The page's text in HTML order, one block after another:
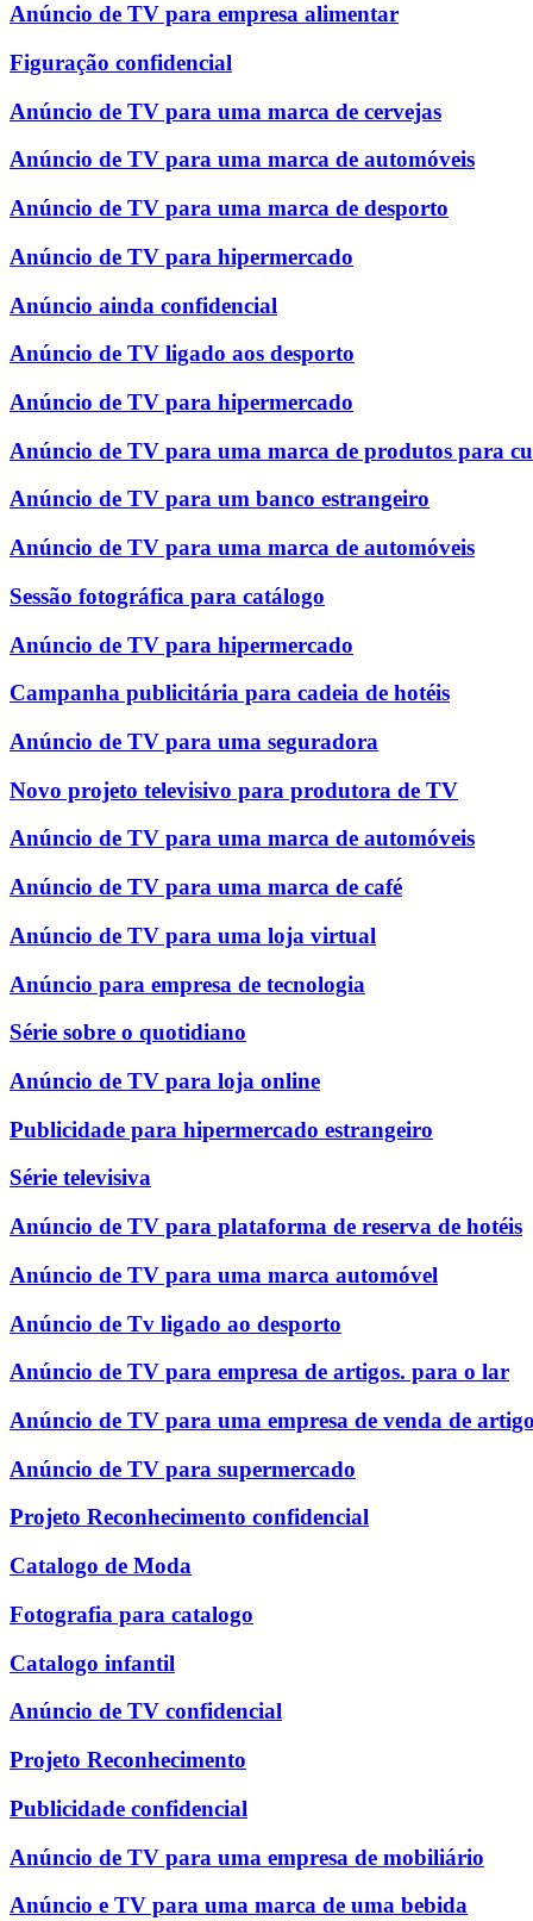
Anúncio de TV para empresa alimentar
Figuração confidencial
Anúncio de TV para uma marca de cervejas
Anúncio de TV para uma marca de automóveis
Anúncio de TV para uma marca de desporto
Anúncio de TV para hipermercado
Anúncio ainda confidencial
Anúncio de TV ligado aos desporto
Anúncio de TV para hipermercado
Anúncio de TV para uma marca de produtos para
Anúncio de TV para um banco estrangeiro
Anúncio de TV para uma marca de automóveis
Sessão fotográfica para catálogo
Anúncio de TV para hipermercado
Campanha publicitária para cadeia de hotéis
Anúncio de TV para uma seguradora
Novo projeto televisivo para produtora de TV
Anúncio de TV para uma marca de automóveis
Anúncio de TV para uma marca de café
Anúncio de TV para uma loja virtual
Anúncio para empresa de tecnologia
Série sobre o quotidiano
Anúncio de TV para loja online
Publicidade para hipermercado estrangeiro
Série televisiva
Anúncio de TV para plataforma de reserva de hotéis
Anúncio de TV para uma marca automóvel
Anúncio de Tv ligado ao desporto
Anúncio de TV para empresa de artigos. para o lar
Anúncio de TV para uma empresa de venda de
Anúncio de TV para supermercado
Projeto Reconhecimento confidencial
Catalogo de Moda
Fotografia para catalogo
Catalogo infantil
Anúncio de TV confidencial
Projeto Reconhecimento
Publicidade confidencial
Anúncio de TV para uma empresa de mobiliário
Anúncio e TV para uma marca de uma bebida